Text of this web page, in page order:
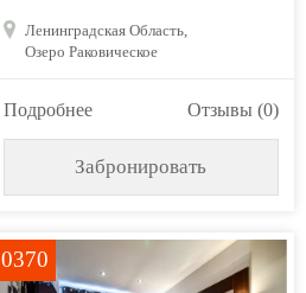
Ленинградская Область,
Озеро Раковическое
Подробнее Отзывы (0)
Забронировать
0370